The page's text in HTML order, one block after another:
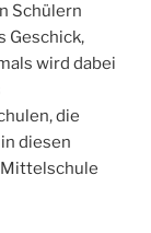
Schülern
Geschick,
wird dabei
die
diesen
Mittelschule